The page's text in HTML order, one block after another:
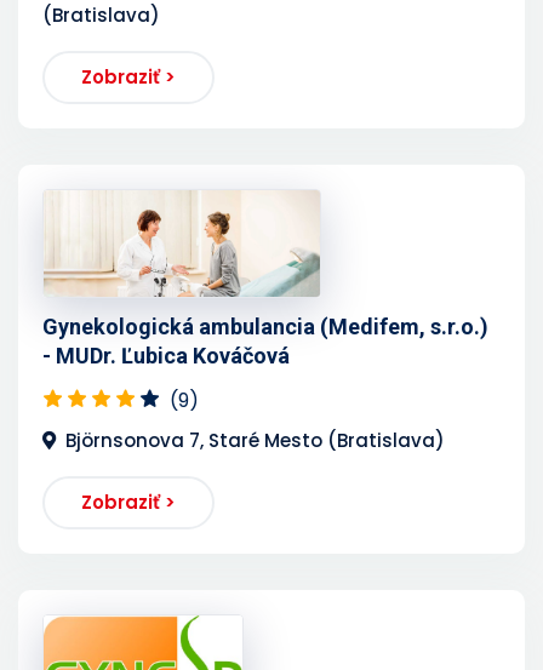
(Bratislava)
Zobraziť >
Gynekologická ambulancia (Medifem, s.r.o.)
- MUDr. Ľubica Kováčová
(9)
Björnsonova 7, Staré Mesto (Bratislava)
Zobraziť >